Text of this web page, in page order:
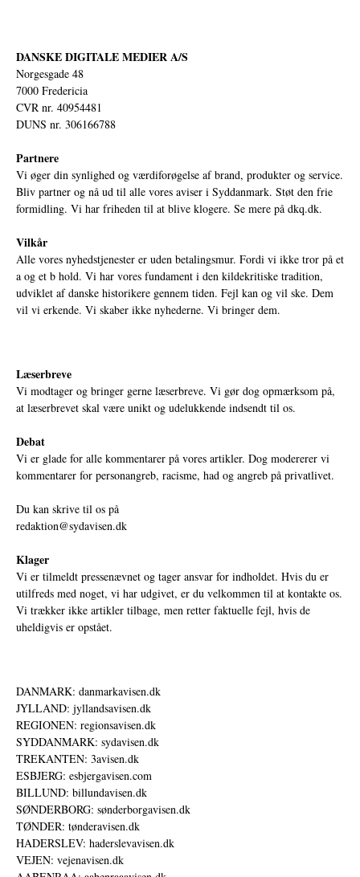
DANSKE DIGITALE MEDIER A/S
Norgesgade 48
7000 Fredericia
CVR nr. 40954481
DUNS nr. 306166788
Partnere
Vi øger din synlighed og værdiforøgelse af brand, produkter og service.
Bliv partner og nå ud til alle vores aviser i Syddanmark. Støt den frie
formidling. Vi har friheden til at blive klogere. Se mere på dkq.dk.
Vilkår
Alle vores nyhedstjenester er uden betalingsmur. Fordi vi ikke tror på et
a og et b hold. Vi har vores fundament i den kildekritiske tradition,
udviklet af danske historikere gennem tiden. Fejl kan og vil ske. Dem
vil vi erkende. Vi skaber ikke nyhederne. Vi bringer dem.
Læserbreve
Vi modtager og bringer gerne læserbreve. Vi gør dog opmærksom på,
at læserbrevet skal være unikt og udelukkende indsendt til os.
Debat
Vi er glade for alle kommentarer på vores artikler. Dog modererer vi
kommentarer for personangreb, racisme, had og angreb på privatlivet.
Du kan skrive til os på
redaktion@sydavisen.dk
Klager
Vi er tilmeldt pressenævnet og tager ansvar for indholdet. Hvis du er
utilfreds med noget, vi har udgivet, er du velkommen til at kontakte os.
Vi trækker ikke artikler tilbage, men retter faktuelle fejl, hvis de
uheldigvis er opstået.
DANMARK: danmarkavisen.dk
JYLLAND: jyllandsavisen.dk
REGIONEN: regionsavisen.dk
SYDDANMARK: sydavisen.dk
TREKANTEN: 3avisen.dk
ESBJERG: esbjergavisen.com
BILLUND: billundavisen.dk
SØNDERBORG: sønderborgavisen.dk
TØNDER: tønderavisen.dk
HADERSLEV: haderslevavisen.dk
VEJEN: vejenavisen.dk